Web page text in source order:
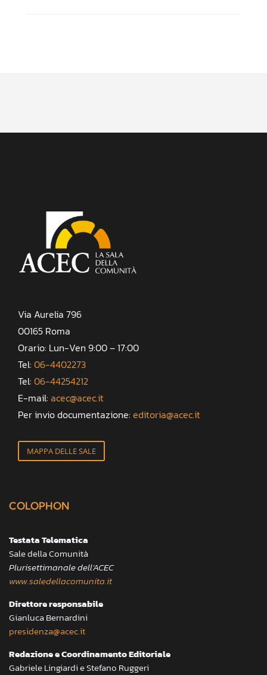
Via Aurelia 796
00165 Roma
Orario: Lun-Ven 9:00 – 17:00
Tel: 06-4402273
Tel: 06-44254212
E-mail: acec@acec.it
Per invio documentazione: editoria@acec.it
MAPPA DELLE SALE
COLOPHON
Testata Telematica
Sale della Comunità
Plurisettimanale dell’ACEC
www.saledellacomunita.it
Direttore responsabile
Gianluca Bernardini
presidenza@acec.it
Redazione e Coordinamento Editoriale
Gabriele Lingiardi e Stefano Ruggeri